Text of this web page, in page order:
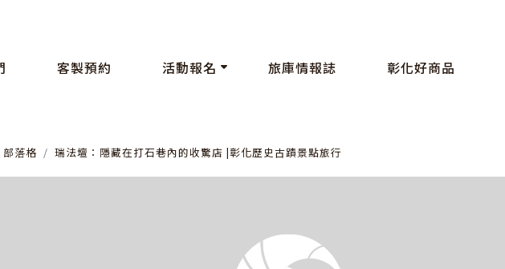
客製預約 活動報名 旅庫情報誌 彰化好商品
部落格 瑞法壇：隱藏在打石巷內的收驚店 |彰化歷史古蹟景點旅行